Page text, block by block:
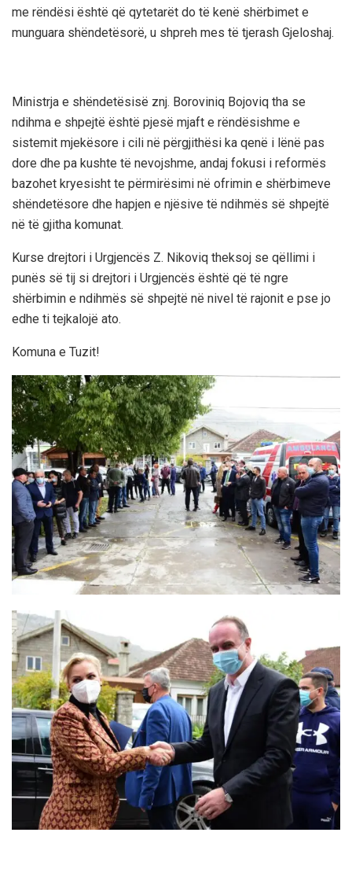
me rëndësi është që qytetarët do të kenë shërbimet e
munguara shëndetësorë, u shpreh mes të tjerash Gjeloshaj.
Ministrja e shëndetësisë znj. Boroviniq Bojoviq tha se
ndihma e shpejtë është pjesë mjaft e rëndësishme e
sistemit mjekësore i cili në përgjithësi ka qenë i lënë pas
dore dhe pa kushte të nevojshme, andaj fokusi i reformës
bazohet kryesisht te përmirësimi në ofrimin e shërbimeve
shëndetësore dhe hapjen e njësive të ndihmës së shpejtë
në të gjitha komunat.
Kurse drejtori i Urgjencës Z. Nikoviq theksoj se qëllimi i
punës së tij si drejtori i Urgjencës është që të ngre
shërbimin e ndihmës së shpejtë në nivel të rajonit e pse jo
edhe ti tejkalojë ato.
Komuna e Tuzit!